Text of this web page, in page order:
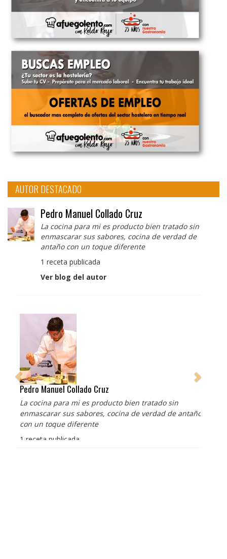
AUTOR DESTACADO
Pedro Manuel Collado Cruz
La cocina para mi es producto bien tratado sin
enmascarar sus sabores, cocina de verdad de
antaño con un toque diferente
1 receta publicada
Ver blog del autor
Pedro Manuel Collado Cruz
La cocina para mi es producto bien tratado sin
enmascarar sus sabores, cocina de verdad de antaño
con un toque diferente
1 receta publicada